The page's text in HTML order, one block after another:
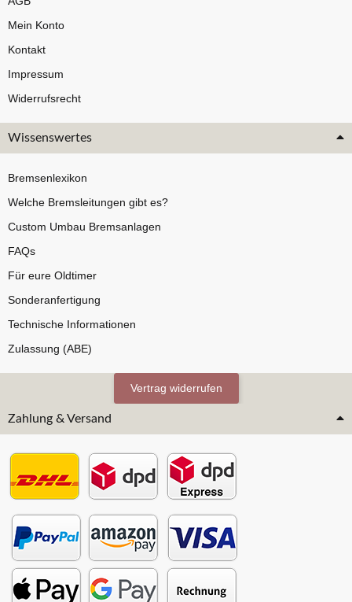
Mein Konto
Kontakt
Impressum
Widerrufsrecht
Wissenswertes
Bremsenlexikon
Welche Bremsleitungen gibt es?
Custom Umbau Bremsanlagen
FAQs
Für eure Oldtimer
Sonderanfertigung
Technische Informationen
Zulassung (ABE)
Vertrag widerrufen
Zahlung & Versand